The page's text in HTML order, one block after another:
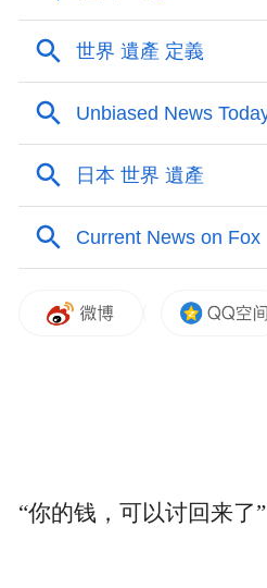
“你的钱，可以讨回来了”